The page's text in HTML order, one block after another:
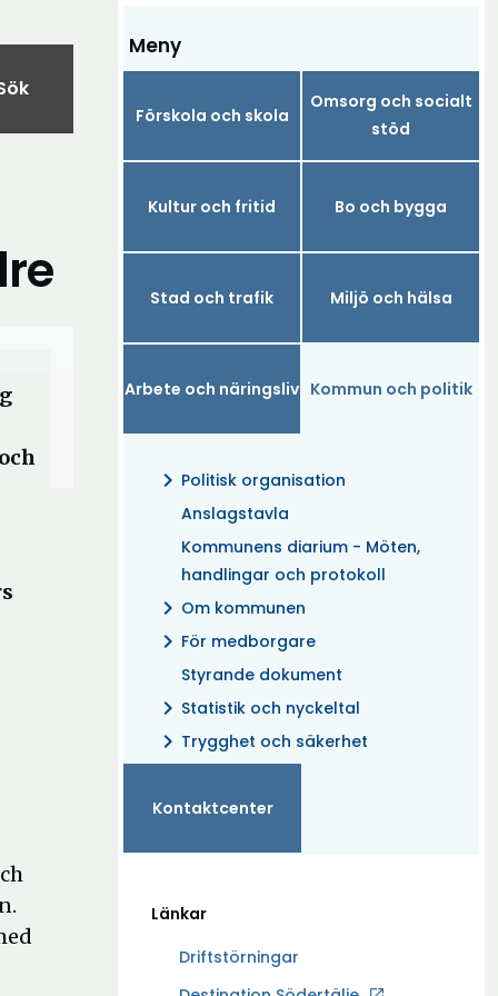
Meny
Förskola och skola
Omsorg och socialt
stöd
Kultur och fritid Bo och bygga
Stad och trafik Miljö och hälsa
Arbete och näringsliv Kommun och politik
chevron_right Politisk organisation
Anslagstavla
Kommunens diarium - Möten,
handlingar och protokoll
chevron_right Om kommunen
chevron_right För medborgare
Styrande dokument
chevron_right Statistik och nyckeltal
chevron_right Trygghet och säkerhet
Kontaktcenter
Länkar
Driftstörningar